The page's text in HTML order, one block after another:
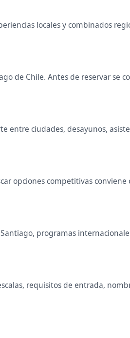
locales y combinados
de Chile. Antes de reservar se
entre ciudades, desayunos,
opciones competitivas conviene
programas
requisitos de entrada,